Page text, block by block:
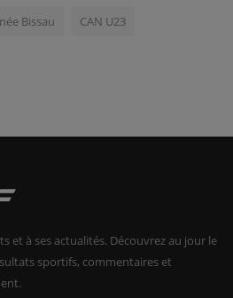
Bissau CAN U23
et à ses actualités. Découvrez au jour le
sportifs, commentaires et